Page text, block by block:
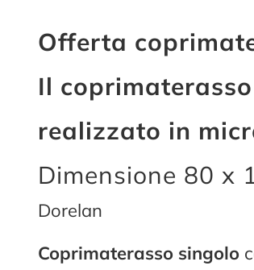
Offerta
Il
realizzato in
Dimensione 80 x
Dorelan
Coprimaterasso singolo